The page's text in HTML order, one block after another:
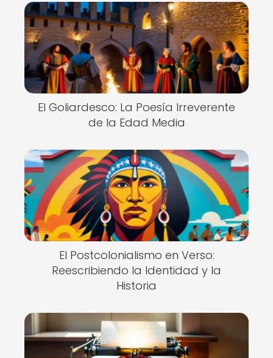
El Goliardesco: La Poesía Irreverente
de la Edad Media
El Postcolonialismo en Verso:
Reescribiendo la Identidad y la
Historia